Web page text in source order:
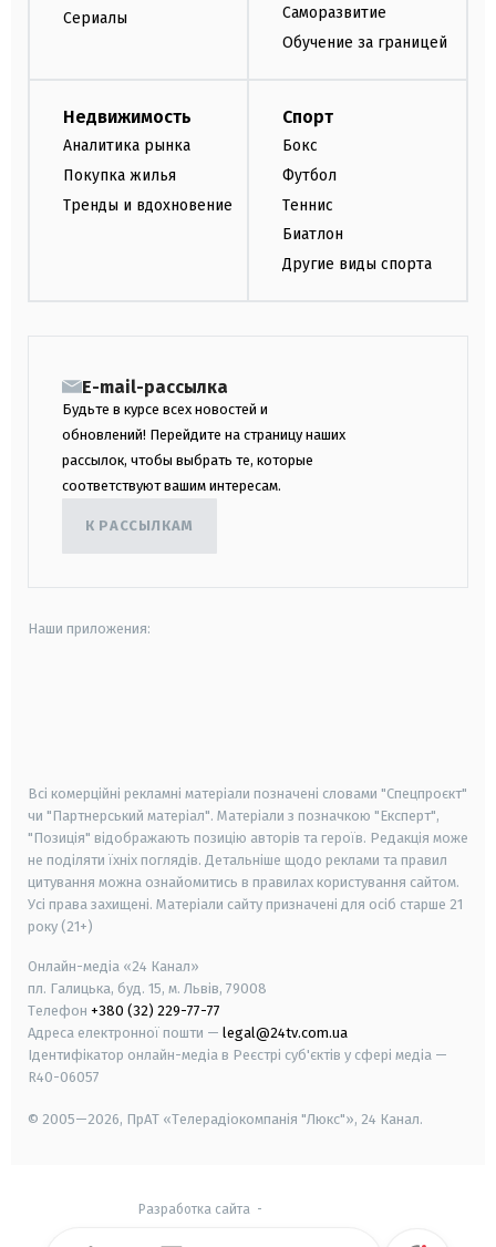
Сериалы
Саморазвитие
Обучение за границей
Недвижимость
Аналитика рынка
Покупка жилья
Тренды и вдохновение
Спорт
Бокс
Футбол
Теннис
Биатлон
Другие виды спорта
E-mail-рассылка
Будьте в курсе всех новостей и
обновлений! Перейдите на страницу наших
рассылок, чтобы выбрать те, которые
соответствуют вашим интересам.
К РАССЫЛКАМ
Наши приложения:
Всі комерційні рекламні матеріали позначені словами "Спецпроєкт"
чи "Партнерський матеріал". Матеріали з позначкою "Експерт",
"Позиція" відображають позицію авторів та героїв. Редакція може
не поділяти їхніх поглядів. Детальніше щодо реклами та правил
цитування можна ознайомитись в правилах користування сайтом.
Усі права захищені. Матеріали сайту призначені для осіб старше 21
року (21+)
Онлайн-медіа «24 Канал»
пл. Галицька, буд. 15, м. Львів, 79008
Телефон +380 (32) 229-77-77
Адреса електронної пошти — legal@24tv.com.ua
Ідентифікатор онлайн-медіа в Реєстрі суб'єктів у сфері медіа —
R40-06057
© 2005—2026, ПрАТ «Телерадіокомпанія "Люкс"», 24 Канал.
Разработка сайта -